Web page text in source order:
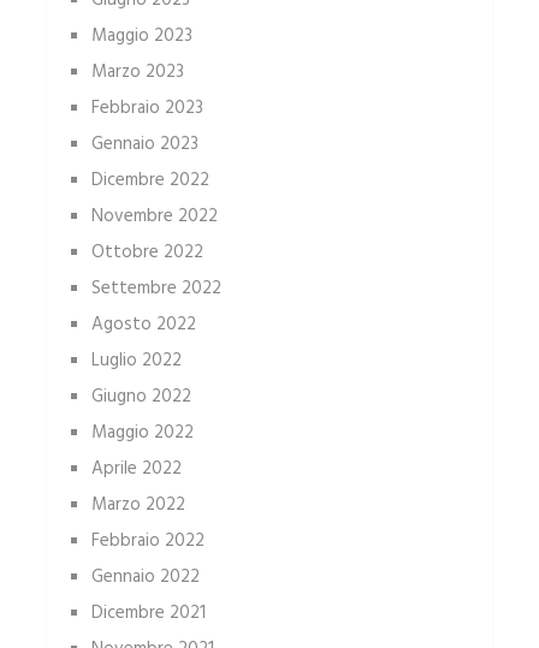
Maggio 2023
Marzo 2023
Febbraio 2023
Gennaio 2023
Dicembre 2022
Novembre 2022
Ottobre 2022
Settembre 2022
Agosto 2022
Luglio 2022
Giugno 2022
Maggio 2022
Aprile 2022
Marzo 2022
Febbraio 2022
Gennaio 2022
Dicembre 2021